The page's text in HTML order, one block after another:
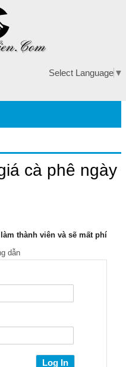
Select Language ▼
cà phê ngày
thành viên và sẽ mất phí
dẫn